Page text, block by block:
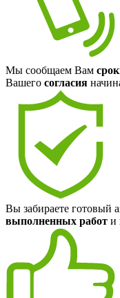
Мы сообщаем Вам
Вашего согласия
Вы забираете готовый
выполненных работ и